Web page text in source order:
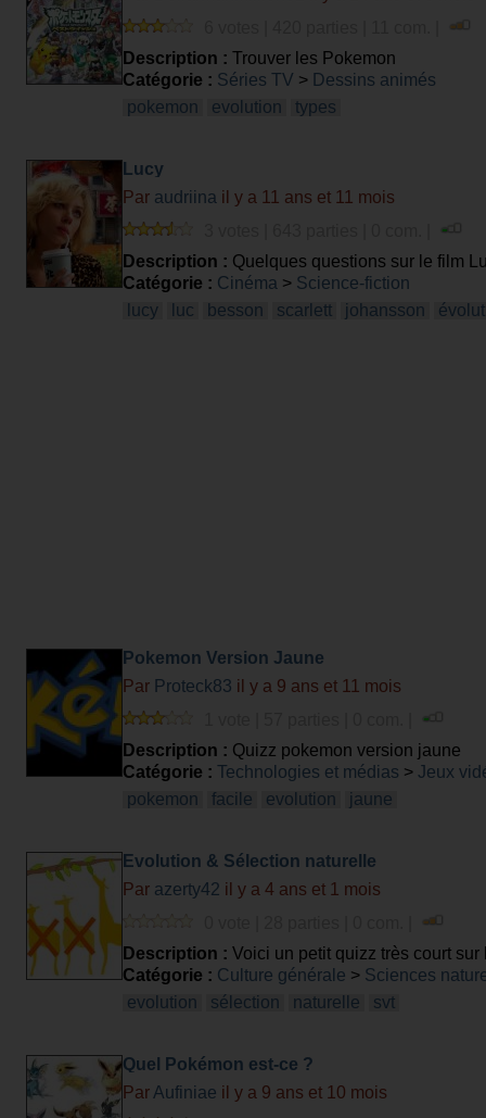
Description : Trouver les Pokemon
Catégorie : Séries TV > Dessins animés
pokemon
evolution types
Lucy
Par audriina il y a 11 ans et 11 mois
Description : Quelques questions sur le film
Catégorie : Cinéma > Science-fiction
lucy
luc besson scarlett johansson
Pokemon Version Jaune
Par Proteck83 il y a 9 ans et 11 mois
Description : Quizz pokemon version jaune
Catégorie : Technologies et médias > Jeux
pokemon
facile evolution jaune
Evolution & Sélection naturelle
Par azerty42 il y a 4 ans et 1 mois
Description : Voici un petit quizz très court
Catégorie : Culture générale > Sciences
evolution
sélection naturelle svt
Quel Pokémon est-ce ?
Par Aufiniae il y a 9 ans et 10 mois